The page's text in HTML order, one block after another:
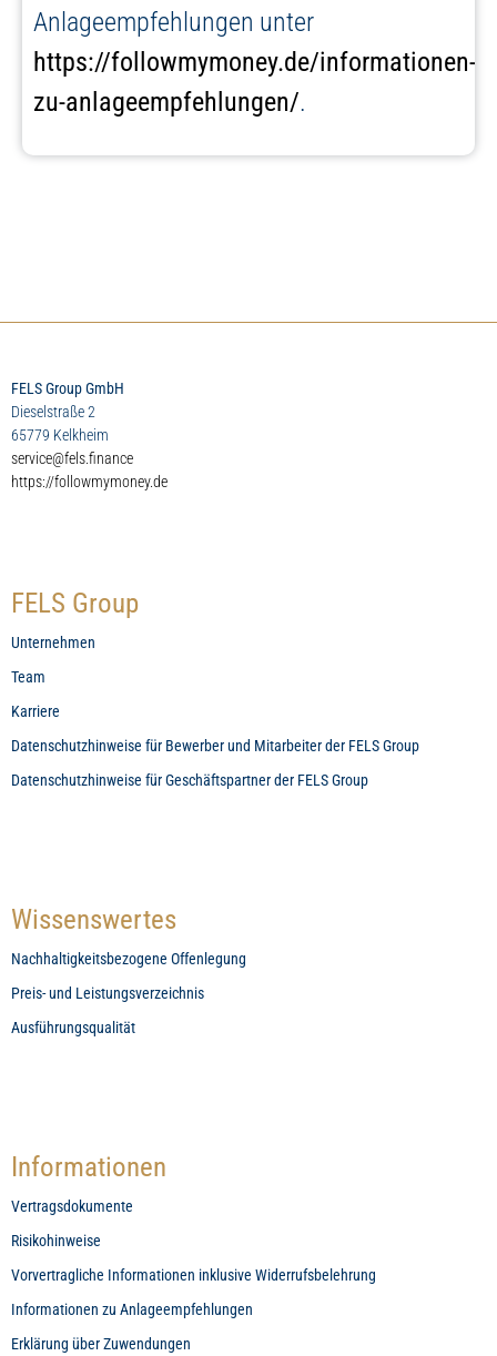
Anlageempfehlungen unter
https://followmymoney.de/informationen-
zu-anlageempfehlungen/.
FELS Group GmbH
Dieselstraße 2
65779 Kelkheim
service@fels.finance
https://followmymoney.de
FELS Group
Unternehmen
Team
Karriere
Datenschutzhinweise für Bewerber und Mitarbeiter der FELS Group
Datenschutzhinweise für Geschäftspartner der FELS Group
Wissenswertes
Nachhaltigkeitsbezogene Offenlegung
Preis- und Leistungsverzeichnis
Ausführungsqualität
Informationen
Vertragsdokumente
Risikohinweise
Vorvertragliche Informationen inklusive Widerrufsbelehrung
Informationen zu Anlageempfehlungen
Erklärung über Zuwendungen